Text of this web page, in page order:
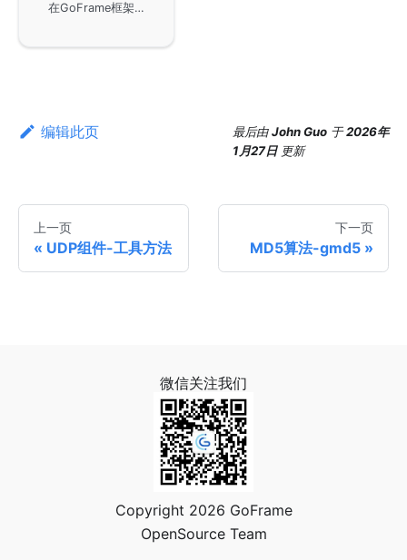
在GoFrame框架中使用CRC32算法进行数据校验与加密，包括导入库的方式和相关接口文档链接，帮助开发者有效利用gcrc32模块进行数据完整性验证。
编辑此页 最后由John Guo 于2026年
1月27日 更新
上一页
UDP组件-工具方法
下一页
MD5算法-gmd5
微信关注我们
Copyright 2026 GoFrame
OpenSource Team